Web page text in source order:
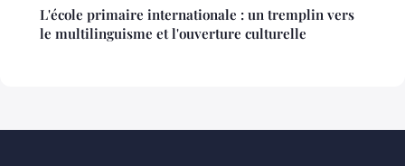
L'école primaire internationale : un tremplin vers
le multilinguisme et l'ouverture culturelle